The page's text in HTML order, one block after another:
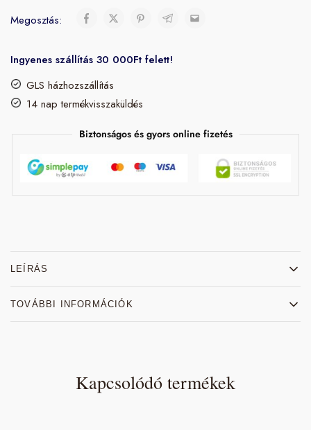
Megosztás:
Ingyenes szállítás 30 000Ft felett!
GLS házhozszállítás
14 nap termékvisszaküldés
Biztonságos és gyors online fizetés
LEÍRÁS
TOVÁBBI INFORMÁCIÓK
Kapcsolódó termékek